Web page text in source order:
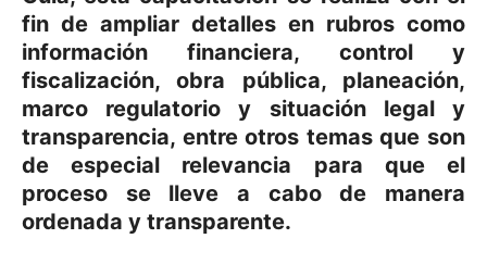
fin de ampliar detalles en rubros como
información financiera, control y
fiscalización, obra pública, planeación,
marco regulatorio y situación legal y
transparencia, entre otros temas que son
de especial relevancia para que el
proceso se lleve a cabo de manera
ordenada y transparente.